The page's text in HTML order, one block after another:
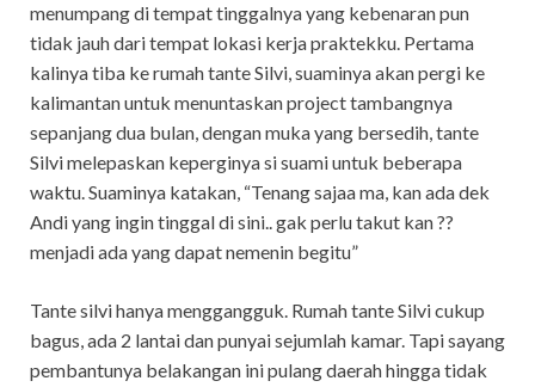
menumpang di tempat tinggalnya yang kebenaran pun
tidak jauh dari tempat lokasi kerja praktekku. Pertama
kalinya tiba ke rumah tante Silvi, suaminya akan pergi ke
kalimantan untuk menuntaskan project tambangnya
sepanjang dua bulan, dengan muka yang bersedih, tante
Silvi melepaskan keperginya si suami untuk beberapa
waktu. Suaminya katakan, “Tenang sajaa ma, kan ada dek
Andi yang ingin tinggal di sini.. gak perlu takut kan ??
menjadi ada yang dapat nemenin begitu”
Tante silvi hanya menggangguk. Rumah tante Silvi cukup
bagus, ada 2 lantai dan punyai sejumlah kamar. Tapi sayang
pembantunya belakangan ini pulang daerah hingga tidak